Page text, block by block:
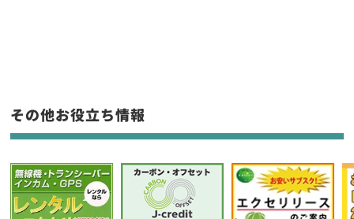
フリーワード入力(製品名等)
選択条件をリセット
その他お役立ち情報